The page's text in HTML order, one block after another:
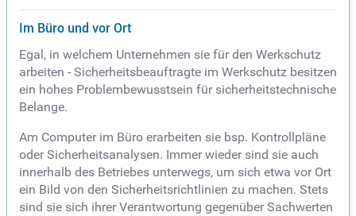
Im Büro und vor Ort
Egal, in welchem Unternehmen sie für den Werkschutz
arbeiten - Sicherheitsbeauftragte im Werkschutz besitzen
ein hohes Problembewusstsein für sicherheitstechnische
Belange.
Am Computer im Büro erarbeiten sie bsp. Kontrollpläne
oder Sicherheitsanalysen. Immer wieder sind sie auch
innerhalb des Betriebes unterwegs, um sich etwa vor Ort
ein Bild von den Sicherheitsrichtlinien zu machen. Stets
sind sie sich ihrer Verantwortung gegenüber Sachwerten